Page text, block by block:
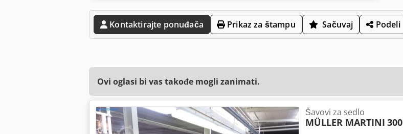
Kontaktirajte ponuđača Prikaz za štampu Sačuvaj Podeli
Ovi oglasi bi vas takođe mogli zanimati.
Šavovi za sedlo
MÜLLER MARTINI 300